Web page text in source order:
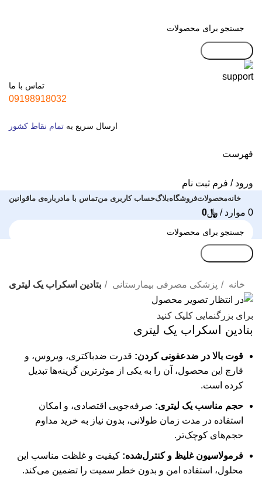
تماس با ما
09198918032
ارسال سریع به تمام نقاط کشور
فهرست
ورود / فرم ثبت نام
خانهمحصولاتفروشگاهبلاگحساب کاربری منتماس با مادرباره‌ی ماقوانین
0 موارد / ﷼0
خانه پزشکی مصرفی بیمارستانی بتادین اسکراب یک لیتری
برای بزرگنمایی کلیک کنید
بتادین اسکراب یک لیتری
قوت بالا در ضدعفونی کردن: قدرت ضدباکتری، ویروس، و
قارچ این محصول، آن را به یکی از موثرترین گزینه‌ها تبدیل
کرده است.
حجم مناسب یک لیتری: صرفه‌جویی اقتصادی، و امکان
استفاده در مدت زمان طولانی، بدون نیاز به خرید مداوم
حجم‌های کوچک‌تر.
فرمولاسیون غلیظ و کنترل‌شده: کیفیت و غلظت مناسب این
محلول، استفاده امن و بدون خطر سمیت را تضمین می‌کند.